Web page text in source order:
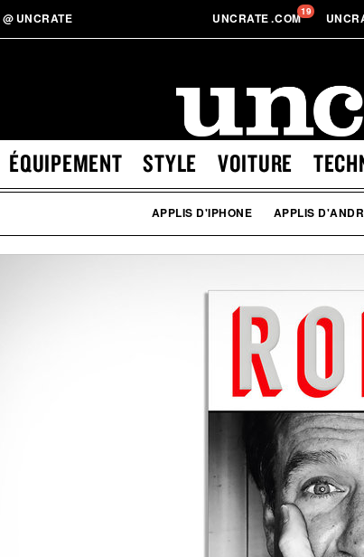
@ UNCRATE UNCRATE.COM19
ÉQUIPEMENT STYLE VOITURE
APPLIS D'IPHONE APPLIS